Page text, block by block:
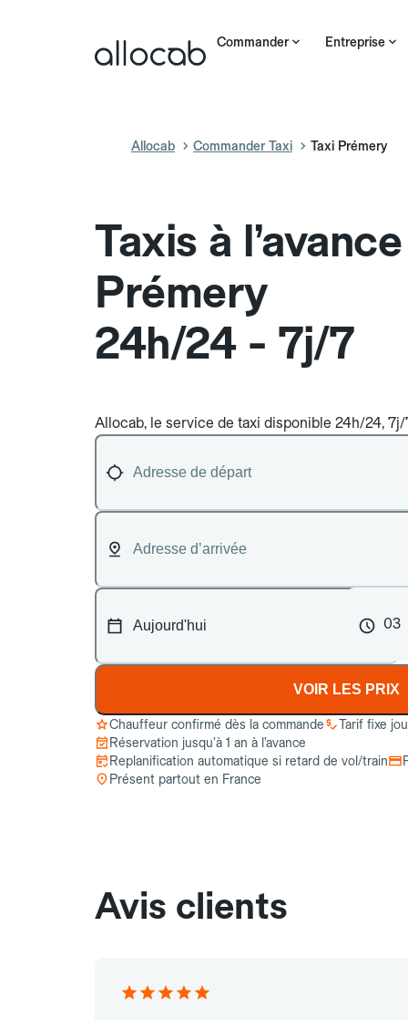
Commander Entreprise
Allocab Commander Taxi Taxi Prémery
Taxis à
Prémery
24h/24 - 7j/7
Allocab, le service de taxi disponible 24h/24, 7j/
03
VOIR LES PRIX
Chauffeur confirmé dès la commande
Tarif fixe
Réservation jusqu’à 1 an à l’avance
Replanification automatique si retard de vol/train
Présent partout en France
Avis clients